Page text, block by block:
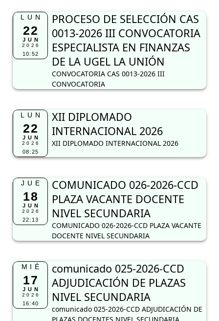
LUN
22
JUN
2026
10:52
PROCESO DE SELECCIÓN CAS
0013-2026 III CONVOCATORIA
ESPECIALISTA EN FINANZAS
DE LA UGEL LA UNIÓN
CONVOCATORIA CAS 0013-2026 III
CONVOCATORIA
LUN
22
JUN
2026
08:25
XII DIPLOMADO
INTERNACIONAL 2026
XII DIPLOMADO INTERNACIONAL 2026
JUE
18
JUN
2026
22:13
COMUNICADO 026-2026-CCD
PLAZA VACANTE DOCENTE
NIVEL SECUNDARIA
COMUNICADO 026-2026-CCD PLAZA VACANTE
DOCENTE NIVEL SECUNDARIA
MIÉ
17
JUN
2026
16:40
comunicado 025-2026-CCD
ADJUDICACIÓN DE PLAZAS
NIVEL SECUNDARIA
comunicado 025-2026-CCD ADJUDICACIÓN DE